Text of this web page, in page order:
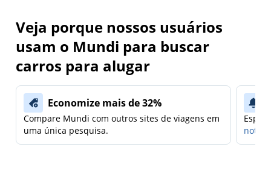
Veja porque nossos usuários
usam o Mundi para buscar
carros para alugar
Economize mais de 32%
Compare Mundi com outros sites de viagens em
uma única pesquisa.